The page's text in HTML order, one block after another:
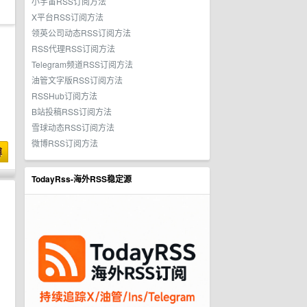
X平台RSS订阅方法
领英公司动态RSS订阅方法
RSS代理RSS订阅方法
Telegram频道RSS订阅方法
油管文字版RSS订阅方法
RSSHub订阅方法
B站投稿RSS订阅方法
雪球动态RSS订阅方法
微博RSS订阅方法
TodayRss-海外RSS稳定源